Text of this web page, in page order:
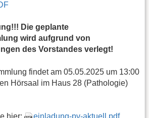
Die geplante
wird aufgrund von
des Vorstandes verlegt!
findet am 05.05.2025 um 13:00
Hörsaal im Haus 28 (Pathologie)